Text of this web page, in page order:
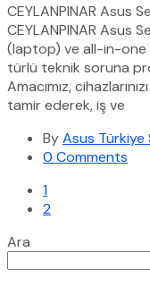
CEYLANPINAR Asus
CEYLANPINAR Asus
(laptop) ve all-in-one
türlü teknik soruna
Amacımız,
tamir ederek, iş ve
ByAsus Türkiye
0 Comments
1
2
Ara